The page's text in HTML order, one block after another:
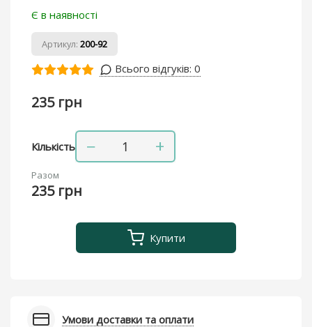
Є в наявності
Артикул: 200-92
Всього відгуків: 0
235 грн
Кількість − +
Разом
235 грн
Купити
Умови доставки та оплати